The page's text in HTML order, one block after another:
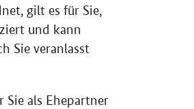
gilt es für Sie,
und kann
Sie veranlasst
Sie als Ehepartner